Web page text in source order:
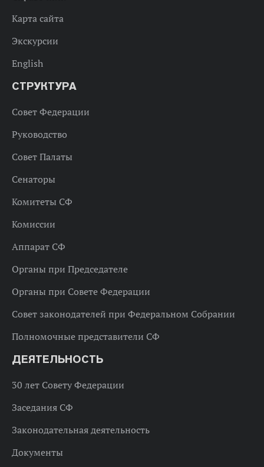
Карта сайта
Экскурсии
English
СТРУКТУРА
Совет Федерации
Руководство
Совет Палаты
Сенаторы
Комитеты СФ
Комиссии
Аппарат СФ
Органы при Председателе
Органы при Совете Федерации
Совет законодателей при Федеральном Собрании
Полномочные представители СФ
ДЕЯТЕЛЬНОСТЬ
30 лет Совету Федерации
Заседания СФ
Законодательная деятельность
Документы